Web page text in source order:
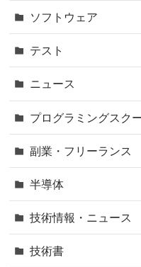
ソフトウェア
テスト
ニュース
プログラミングスク
副業・フリーランス
半導体
技術情報・ニュース
技術書